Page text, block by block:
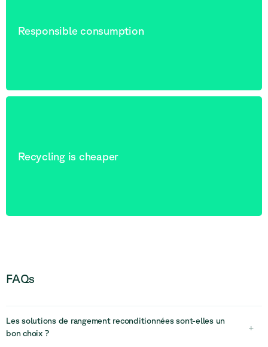
Responsible consumption
Recycling is cheaper
FAQs
Les solutions de rangement reconditionnées sont-elles un
bon choix ?
+